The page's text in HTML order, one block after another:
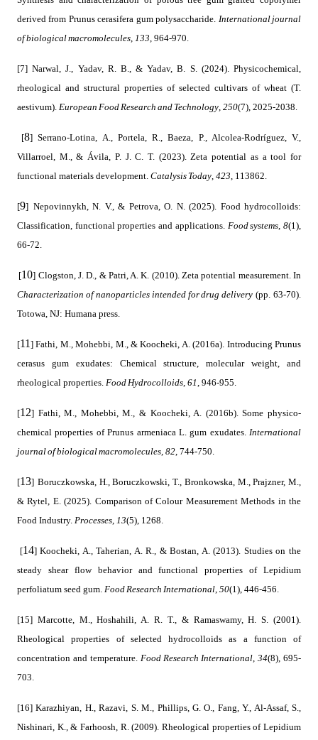
derived from Prunus cerasifera gum polysaccharide. International journal
of biological macromolecules, 133, 964-970.
[7] Narwal, J., Yadav, R. B., & Yadav, B. S. (2024). Physicochemical,
rheological and structural properties of selected cultivars of wheat (T.
aestivum). European Food Research and Technology, 250(7), 2025-2038.
[8] Serrano-Lotina, A., Portela, R., Baeza, P., Alcolea-Rodríguez, V.,
Villarroel, M., & Ávila, P. J. C. T. (2023). Zeta potential as a tool for
functional materials development. Catalysis Today, 423, 113862.
[9] Nepovinnykh, N. V., & Petrova, O. N. (2025). Food hydrocolloids:
Classification, functional properties and applications. Food systems,8(1),
66-72.
[10] Clogston, J. D., & Patri, A. K. (2010). Zeta potential measurement. In
Characterization of nanoparticles intended for drug delivery (pp. 63-70).
Totowa, NJ: Humana press.
[11] Fathi, M., Mohebbi, M., & Koocheki, A. (2016a). Introducing Prunus
cerasus gum exudates: Chemical structure, molecular weight, and
rheological properties. Food Hydrocolloids, 61, 946-955.
[12] Fathi, M., Mohebbi, M., & Koocheki, A. (2016b). Some physico-
chemical properties of Prunus armeniaca L. gum exudates. International
journal of biological macromolecules, 82, 744-750.
[13] Boruczkowska, H., Boruczkowski, T., Bronkowska, M., Prajzner, M.,
& Rytel, E. (2025). Comparison of Colour Measurement Methods in the
Food Industry. Processes, 13(5), 1268.
[14] Koocheki, A., Taherian, A. R., & Bostan, A. (2013). Studies on the
steady shear flow behavior and functional properties of Lepidium
perfoliatum seed gum. Food Research International, 50(1), 446-456.
[15] Marcotte, M., Hoshahili, A. R. T., & Ramaswamy, H. S. (2001).
Rheological properties of selected hydrocolloids as a function of
concentration and temperature. Food Research International, 34(8), 695-
703.
[16] Karazhiyan, H., Razavi, S. M., Phillips, G. O., Fang, Y., Al-Assaf, S.,
Nishinari, K., & Farhoosh, R. (2009). Rheological properties of Lepidium